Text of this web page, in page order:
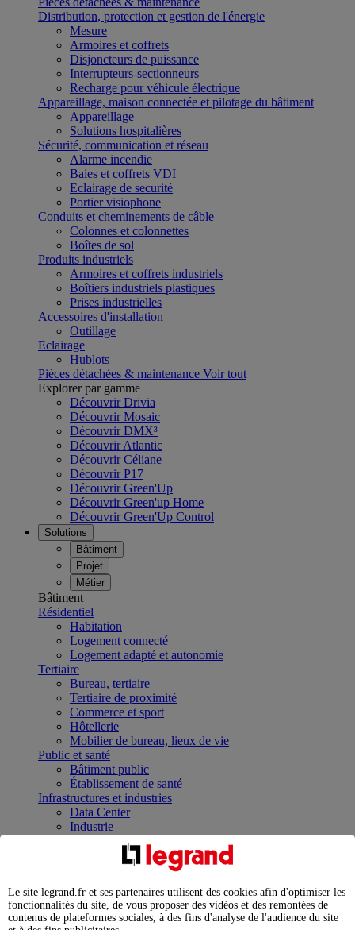
Distribution, protection et gestion de l'énergie
Mesure
Armoires et coffrets
Disjoncteurs de puissance
Interrupteurs-sectionneurs
Recharge pour véhicule électrique
Appareillage, maison connectée et pilotage du bâtiment
Appareillage
Solutions hospitalières
Sécurité, communication et réseau
Alarme incendie
Baies et coffrets VDI
Eclairage de securité
Portier visiophone
Conduits et cheminements de câble
Colonnes et colonnettes
Boîtes de sol
Produits industriels
Armoires et coffrets industriels
Boîtiers industriels plastiques
Prises industrielles
Accessoires d'installation
Outillage
Eclairage
Hublots
Pièces détachées & maintenance Voir tout
Explorer par gamme
Découvrir Drivia
Découvrir Mosaic
Découvrir DMX³
Découvrir Atlantic
Découvrir Céliane
Découvrir P17
Découvrir Green'Up
Découvrir Green'up Home
Découvrir Green'Up Control
Solutions
Bâtiment
Projet
Métier
Bâtiment
Résidentiel
Habitation
Logement connecté
Logement adapté et autonomie
Tertiaire
Bureau, tertiaire
Tertiaire de proximité
Commerce et sport
Hôtellerie
Mobilier de bureau, lieux de vie
Public et santé
Bâtiment public
Établissement de santé
Infrastructures et industries
Data Center
Industrie
Infrastructures
Contrôler et planifier le fonctionnement des appareils
Répartir et optimiser son tableau électrique
Legrand Data Center Solutions : concentrer les
expertises au service de vos performances
Le site legrand.fr et ses partenaires utilisent des cookies afin d'optimiser les
fonctionnalités du site, de vous proposer des vidéos et des remontées de
contenus de plateformes sociales, à des fins d'analyse de l'audience du site